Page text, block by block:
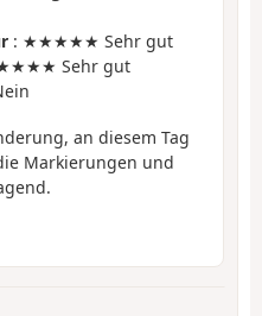
: ★★★★★ Sehr gut
Sehr gut
an diesem Tag
Markierungen und